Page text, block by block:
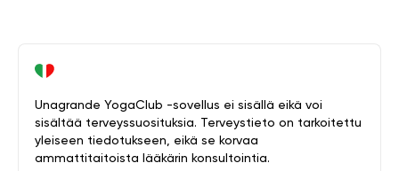
Unagrande YogaClub -sovellus ei sisällä eikä voi
sisältää terveyssuosituksia. Terveystieto on tarkoitettu
yleiseen tiedotukseen, eikä se korvaa
ammattitaitoista lääkärin konsultointia.